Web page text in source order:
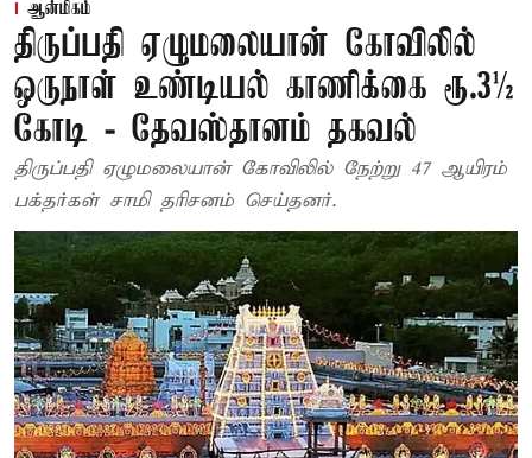
ஆன்மிகம்
திருப்பதி ஏழுமலையான் கோவிலில்
ஒருநாள் உண்டியல் காணிக்கை ரூ.3½
கோடி - தேவஸ்தானம் தகவல்
திருப்பதி ஏழுமலையான் கோவிலில் நேற்று 47 ஆயிரம்
பக்தர்கள் சாமி தரிசனம் செய்தனர்.